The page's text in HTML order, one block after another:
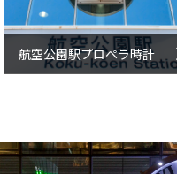
航空公園駅プロペラ時計